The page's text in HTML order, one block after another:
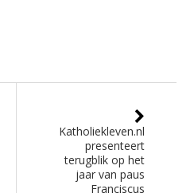
Katholiekleven.nl
presenteert
terugblik op het
jaar van paus
Franciscus